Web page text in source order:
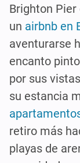
Brighton
un airbnb en
aventurarse
encanto
por sus
su estancia
retiro más
playas de